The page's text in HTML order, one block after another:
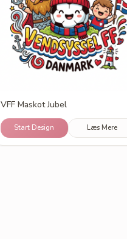
VFF Maskot Jubel
Start Design Læs Mere